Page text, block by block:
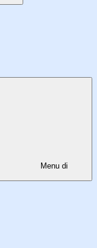
Menu di